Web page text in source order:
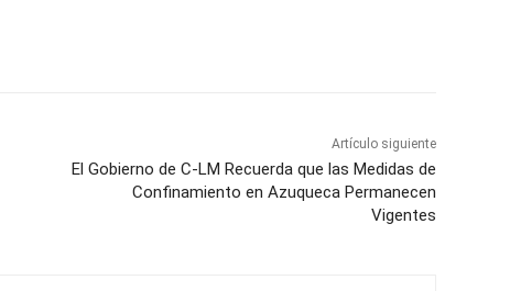
Artículo siguiente
El Gobierno de C-LM Recuerda que las Medidas de
Confinamiento en Azuqueca Permanecen
Vigentes